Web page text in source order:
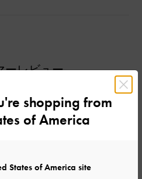
ーレビュー
what you think
shopping from
of America
States of America site